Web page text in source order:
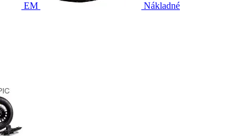
EM
Nákladné